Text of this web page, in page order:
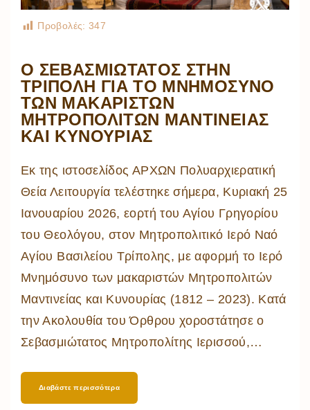
Προβολές: 347
Ο ΣΕΒΑΣΜΙΩΤΑΤΟΣ ΣΤΗΝ
ΤΡΙΠΟΛΗ ΓΙΑ ΤΟ ΜΝΗΜΟΣΥΝΟ
ΤΩΝ ΜΑΚΑΡΙΣΤΩΝ
ΜΗΤΡΟΠΟΛΙΤΩΝ ΜΑΝΤΙΝΕΙΑΣ
ΚΑΙ ΚΥΝΟΥΡΙΑΣ
Εκ της ιστοσελίδος ΑΡΧΩΝ Πολυαρχιερατική
Θεία Λειτουργία τελέστηκε σήμερα, Κυριακή 25
Ιανουαρίου 2026, εορτή του Αγίου Γρηγορίου
του Θεολόγου, στον Μητροπολιτικό Ιερό Ναό
Αγίου Βασιλείου Τρίπολης, με αφορμή το Ιερό
Μνημόσυνο των μακαριστών Μητροπολιτών
Μαντινείας και Κυνουρίας (1812 – 2023). Κατά
την Ακολουθία του Όρθρου χοροστάτησε ο
Σεβασμιώτατος Μητροπολίτης Ιερισσού,…
Διαβάστε περισσότερα